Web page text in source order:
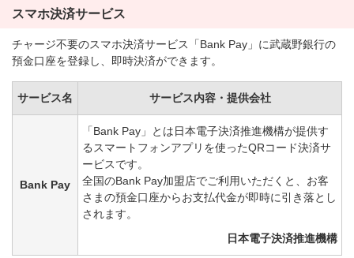
スマホ決済サービス
チャージ不要のスマホ決済サービス「Bank Pay」に武蔵野銀行の
預金口座を登録し、即時決済ができます。
サービス名 サービス内容・提供会社
Bank Pay
「Bank Pay」とは日本電子決済推進機構が提供す
るスマートフォンアプリを使ったQRコード決済サ
ービスです。
全国のBank Pay加盟店でご利用いただくと、お客
さまの預金口座からお支払代金が即時に引き落とし
されます。
日本電子決済推進機構